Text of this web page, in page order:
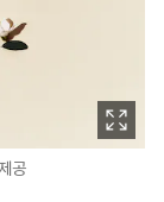
공